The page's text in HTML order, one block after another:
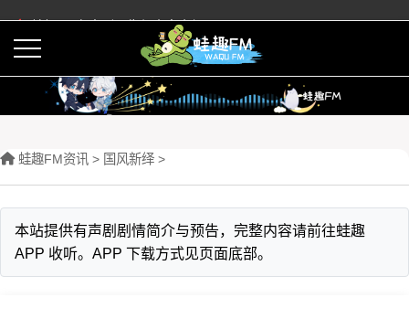
蛙趣FM有声剧预告与内容介绍
蛙趣FM资讯 > ‌国风新绎 >
本站提供有声剧剧情简介与预告，完整内容请前往蛙趣
APP 收听。APP 下载方式见页面底部。